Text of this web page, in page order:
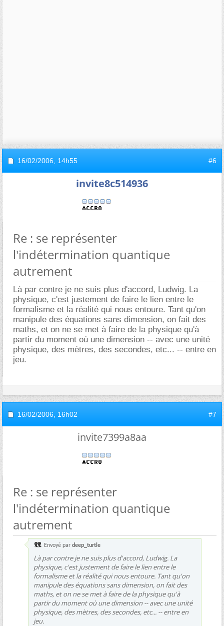
16/02/2006, 14h55 #6
invite8c514936
Re : se représenter
l'indétermination quantique
autrement
Là par contre je ne suis plus d'accord, Ludwig. La
physique, c'est justement de faire le lien entre le
formalisme et la réalité qui nous entoure. Tant qu'on
manipule des équations sans dimension, on fait des
maths, et on ne se met à faire de la physique qu'à
partir du moment où une dimension -- avec une unité
physique, des mètres, des secondes, etc... -- entre en
jeu.
16/02/2006, 16h02 #7
invite7399a8aa
Re : se représenter
l'indétermination quantique
autrement
Envoyé par deep_turtle
Là par contre je ne suis plus d'accord, Ludwig. La
physique, c'est justement de faire le lien entre le
formalisme et la réalité qui nous entoure. Tant qu'on
manipule des équations sans dimension, on fait des
maths, et on ne se met à faire de la physique qu'à
partir du moment où une dimension -- avec une unité
physique, des mètres, des secondes, etc... -- entre en
jeu.